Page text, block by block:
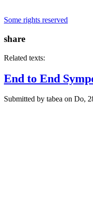
Some rights reserved
share
Related texts:
End to End
Submitted by tabea on Do,